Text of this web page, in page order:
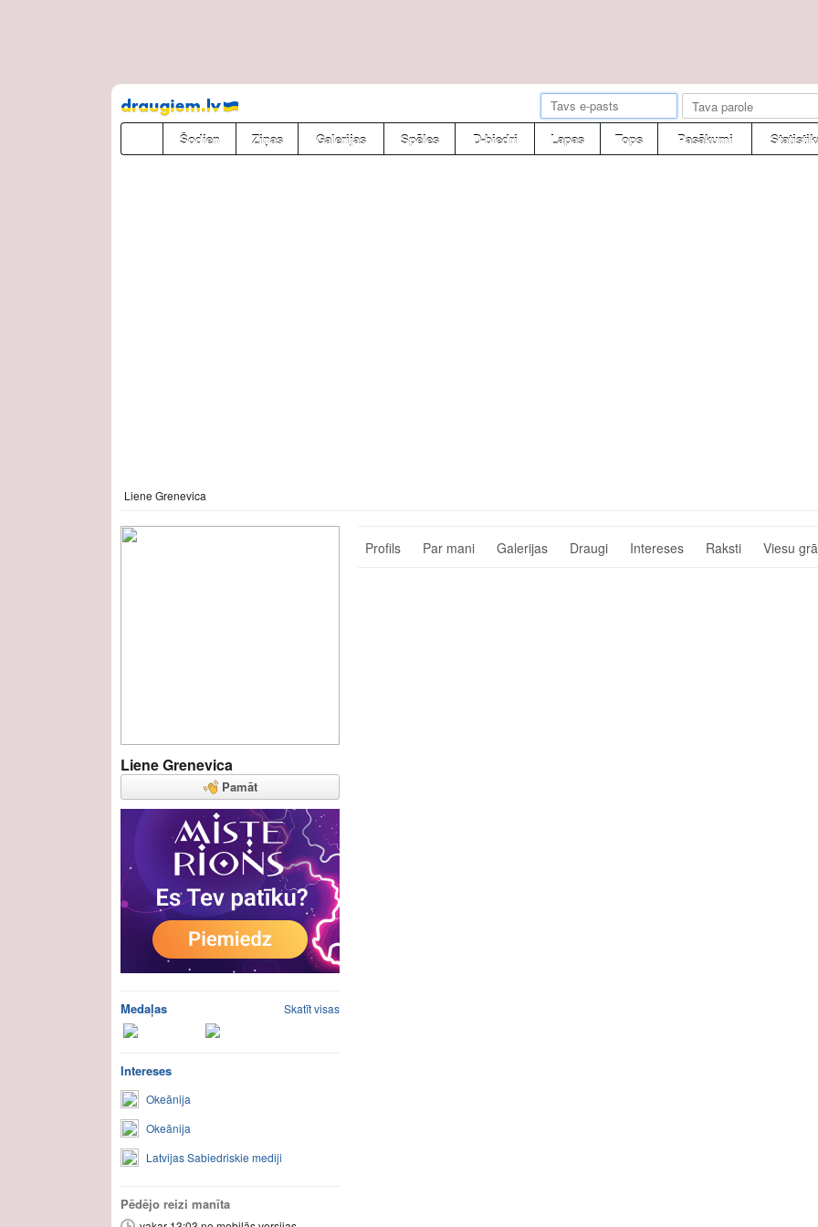
Pāriet
uz
saturu
Šodien Ziņas Galerijas Spēles D-biedri Lapas Tops Pasākumi
Liene Grenevica
Liene Grenevica
Pamāt
Medaļas Skatīt visas
Intereses
Okeānija
Okeānija
Latvijas Sabiedriskie mediji
Pēdējo reizi manīta
Profils Par mani Galerijas Draugi Intereses Raksti Viesu